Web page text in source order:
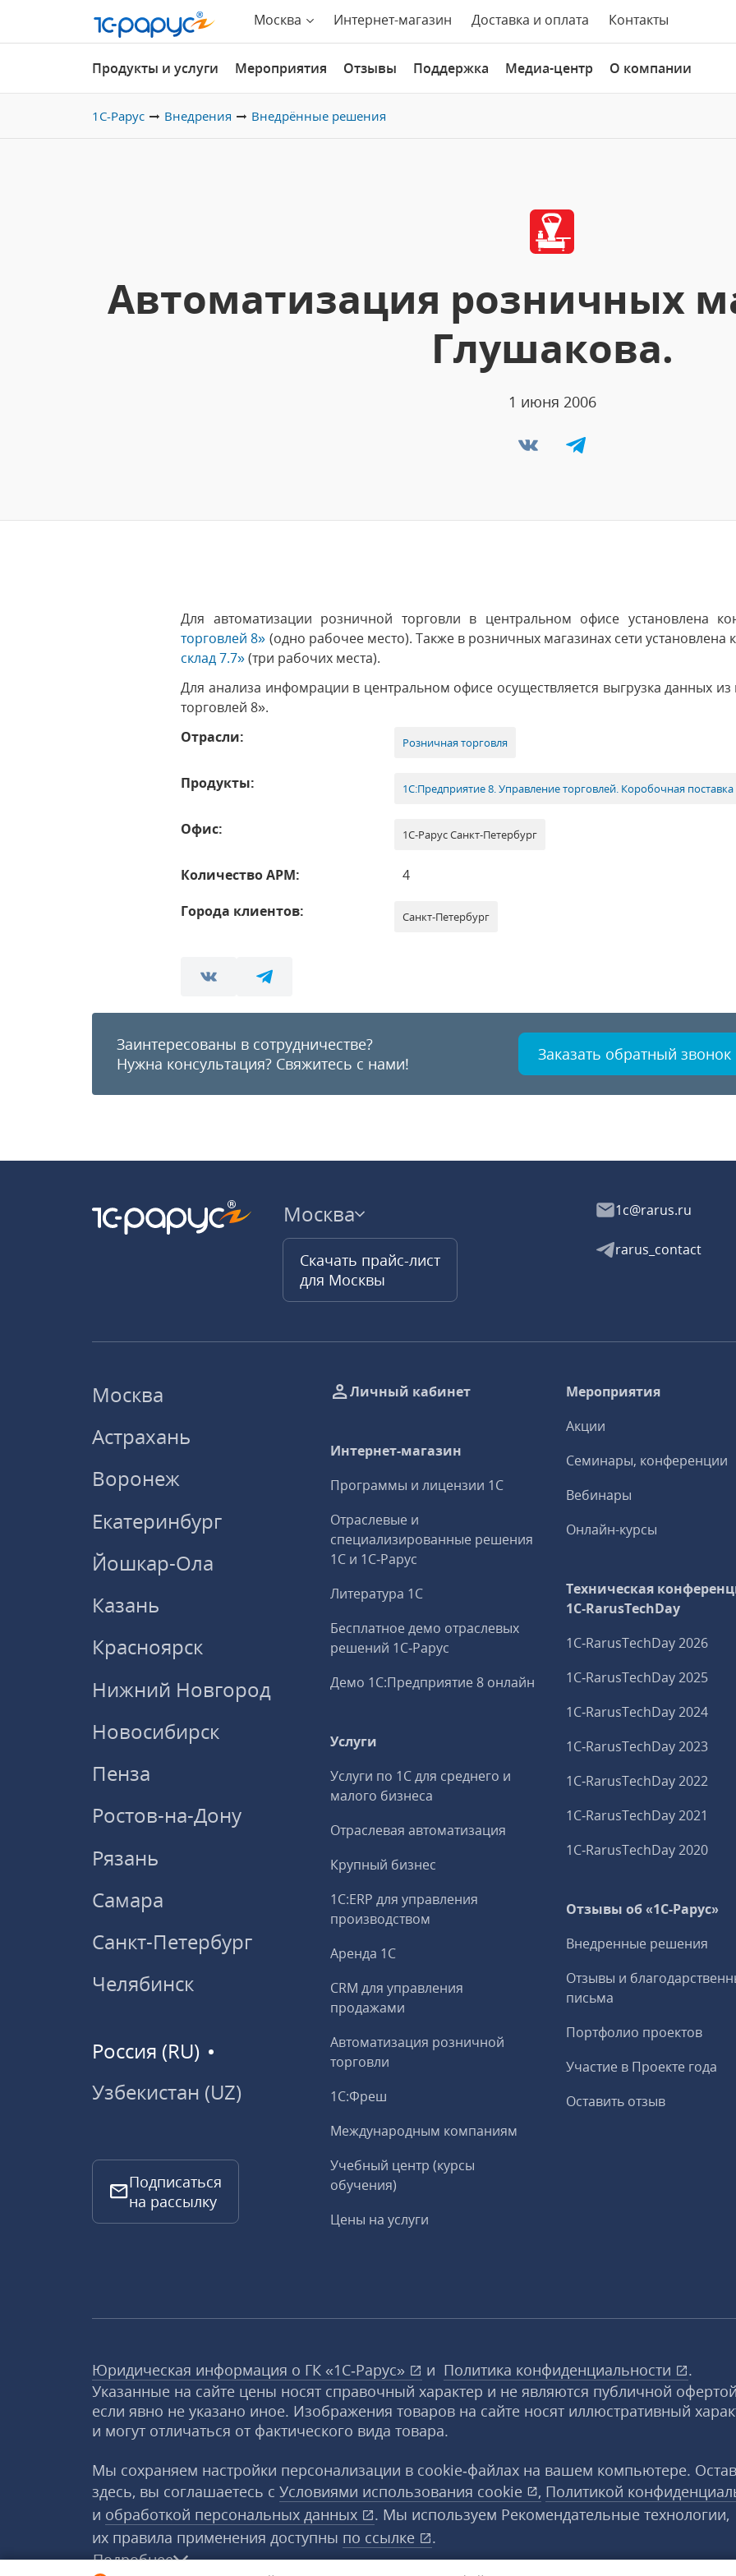
Москва Интернет-магазин Доставка и оплата Контакты
Продукты и услуги Мероприятия Отзывы Поддержка Медиа-центр О компании
1С-Рарус Внедрения Внедрённые решения
Автоматизация розничных
Глушакова.
1 июня 2006
Для автоматизации розничной торговли в центральном офисе установлена
торговлей 8» (одно рабочее место). Также в розничных магазинах сети установлена
склад 7.7»(три рабочих места).
Для анализа инфомрации в центральном офисе осуществляется выгрузка данных
торговлей 8».
Отрасли:
Розничная торговля
Продукты: 1С:Предприятие 8. Управление торговлей. Коробочная поставка
Офис: 1С-Рарус Санкт-Петербург
Количество АРМ:
4
Города клиентов:
Санкт-Петербург
Заинтересованы в сотрудничестве?
Нужна консультация? Свяжитесь с нами! Заказать обратный звонок
Москва
Скачать прайс-лист
для Москвы
1c@rarus.ru
rarus_contact
Москва
Астрахань
Воронеж
Екатеринбург
Йошкар-Ола
Казань
Красноярск
Нижний Новгород
Новосибирск
Пенза
Ростов-на-Дону
Рязань
Самара
Санкт-Петербург
Челябинск
Россия (RU)
Узбекистан (UZ)
Подписаться
на рассылку
Личный кабинет
Интернет-магазин
Программы и лицензии 1С
Отраслевые и
специализированные решения
1С и 1С‑Рарус
Литература 1С
Бесплатное демо отраслевых
решений 1С‑Рарус
Демо 1С:Предприятие 8 онлайн
Услуги
Услуги по 1С для среднего и
малого бизнеса
Отраслевая автоматизация
Крупный бизнес
1С:ERP для управления
производством
Аренда 1С
CRM для управления
продажами
Автоматизация розничной
торговли
1С:Фреш
Международным компаниям
Учебный центр (курсы
обучения)
Цены на услуги
Мероприятия
Акции
Семинары, конференции
Вебинары
Онлайн-курсы
Техническая
1C‑RarusTechDay
1C‑RarusTechDay 2026
1C‑RarusTechDay 2025
1C‑RarusTechDay 2024
1C‑RarusTechDay 2023
1C‑RarusTechDay 2022
1C‑RarusTechDay 2021
1C‑RarusTechDay 2020
Отзывы об «1С-Рарус»
Внедренные решения
Отзывы и
письма
Портфолио проектов
Участие в Проекте года
Оставить отзыв
Юридическая информация о ГК «1С‑Рарус» и Политика конфиденциальности
.
Указанные на сайте цены носят справочный характер и не являются публичной
если явно не указано иное. Изображения товаров на сайте носят иллюстративный
и могут отличаться от фактического вида товара.
Мы сохраняем настройки персонализации в cookie‑файлах на вашем компьютере.
здесь, вы соглашаетесь с Условиями использования cookie , Политикой
и обработкой персональных данных
. Мы используем Рекомендательные технологии,
их правила применения доступны по ссылке
.
Подробнее